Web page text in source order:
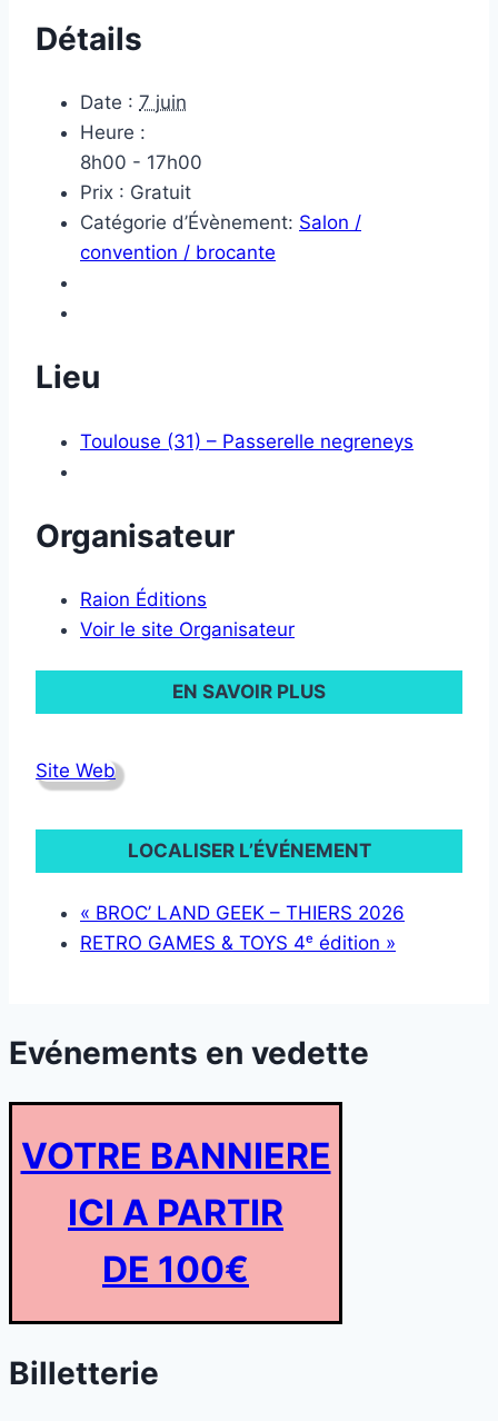
Détails
Date : 7 juin
Heure :
8h00 - 17h00
Prix : Gratuit
Catégorie d’Évènement: Salon /
convention / brocante
Lieu
Toulouse (31) – Passerelle negreneys
Organisateur
Raion Éditions
Voir le site Organisateur
EN SAVOIR PLUS
Site Web
LOCALISER L’ÉVÉNEMENT
« BROC’ LAND GEEK – THIERS 2026
RETRO GAMES & TOYS 4ᵉ édition »
Evénements en vedette
VOTRE BANNIERE
ICI A PARTIR
DE 100€
Billetterie